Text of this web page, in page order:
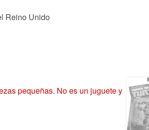
Reino Unido
pequeñas. No es un juguete y